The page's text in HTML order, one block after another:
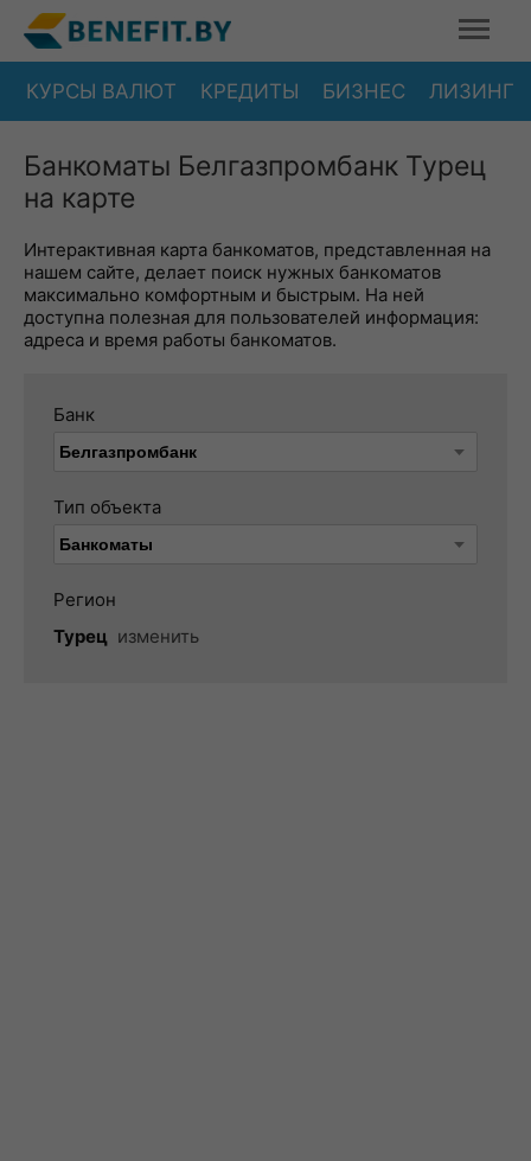
КУРСЫ ВАЛЮТ КРЕДИТЫ БИЗНЕС ЛИЗИНГ
Банкоматы Белгазпромбанк Турец
на карте
Интерактивная карта банкоматов, представленная на
нашем сайте, делает поиск нужных банкоматов
максимально комфортным и быстрым. На ней
доступна полезная для пользователей информация:
адреса и время работы банкоматов.
Банк
Тип объекта
Регион
Турец изменить